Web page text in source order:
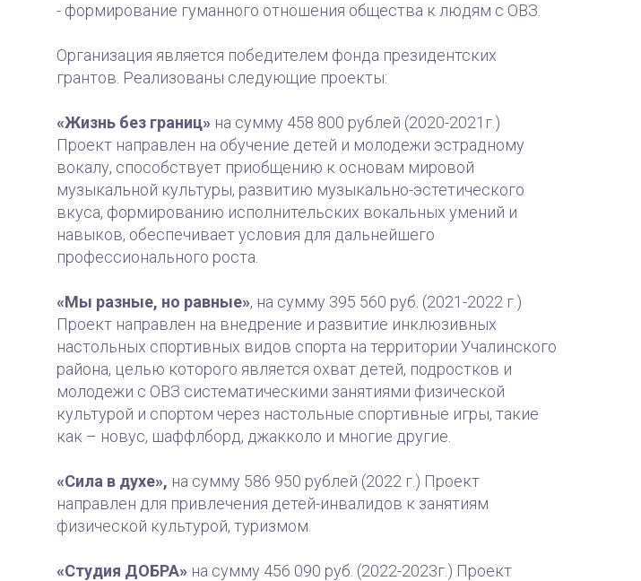
- формирование гуманного отношения общества к людям с ОВЗ.
Организация является победителем фонда президентских
грантов. Реализованы следующие проекты:
«Жизнь без границ» на сумму 458 800 рублей (2020-2021г.)
Проект направлен на обучение детей и молодежи эстрадному
вокалу, способствует приобщению к основам мировой
музыкальной культуры, развитию музыкально-эстетического
вкуса, формированию исполнительских вокальных умений и
навыков, обеспечивает условия для дальнейшего
профессионального роста.
«Мы разные, но равные», на сумму 395 560 руб. (2021-2022 г.)
Проект направлен на внедрение и развитие инклюзивных
настольных спортивных видов спорта на территории Учалинского
района, целью которого является охват детей, подростков и
молодежи с ОВЗ систематическими занятиями физической
культурой и спортом через настольные спортивные игры, такие
как – новус, шаффлборд, джакколо и многие другие.
«Сила в духе», на сумму 586 950 рублей (2022 г.) Проект
направлен для привлечения детей-инвалидов к занятиям
физической культурой, туризмом.
«Студия ДОБРА» на сумму 456 090 руб. (2022-2023г.) Проект